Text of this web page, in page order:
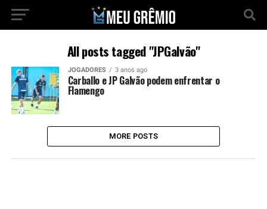
All posts tagged "JPGalvão"
JOGADORES 3 anos ago
Carballo e JP Galvão podem enfrentar o
Flamengo
MORE POSTS